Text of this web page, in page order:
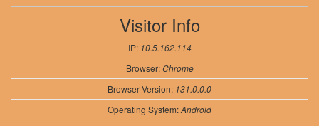
Visitor Info
IP: 10.5.162.114
Browser:Chrome
Browser Version: 131.0.0.0
Operating System:Android